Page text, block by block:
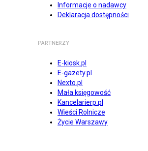
Informacje o nadawcy
Deklaracja dostępności
PARTNERZY
E-kiosk.pl
E-gazety.pl
Nexto.pl
Mała księgowość
Kancelarierp.pl
Wieści Rolnicze
Życie Warszawy